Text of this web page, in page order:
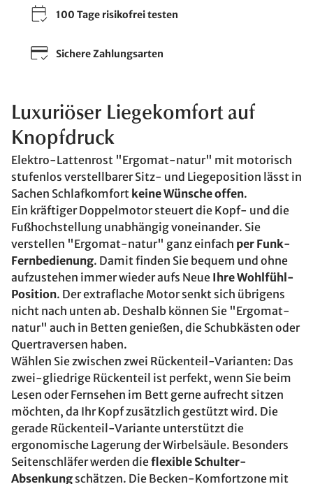
100 Tage risikofrei testen
Sichere Zahlungsarten
Luxuriöser Liegekomfort auf
Knopfdruck
Elektro-Lattenrost "Ergomat-natur" mit motorisch
stufenlos verstellbarer Sitz- und Liegeposition lässt in
Sachen Schlafkomfort keine Wünsche offen.
Ein kräftiger Doppelmotor steuert die Kopf- und die
Fußhochstellung unabhängig voneinander. Sie
verstellen "Ergomat-natur" ganz einfach per Funk-
Fernbedienung. Damit finden Sie bequem und ohne
aufzustehen immer wieder aufs Neue Ihre Wohlfühl-
Position. Der extraflache Motor senkt sich übrigens
nicht nach unten ab. Deshalb können Sie "Ergomat-
natur" auch in Betten genießen, die Schubkästen oder
Quertraversen haben.
Wählen Sie zwischen zwei Rückenteil-Varianten: Das
zwei-gliedrige Rückenteil ist perfekt, wenn Sie beim
Lesen oder Fernsehen im Bett gerne aufrecht sitzen
möchten, da Ihr Kopf zusätzlich gestützt wird. Die
gerade Rückenteil-Variante unterstützt die
ergonomische Lagerung der Wirbelsäule. Besonders
Seitenschläfer werden dieflexible Schulter-
Absenkung schätzen. Die Becken-Komfortzone mit